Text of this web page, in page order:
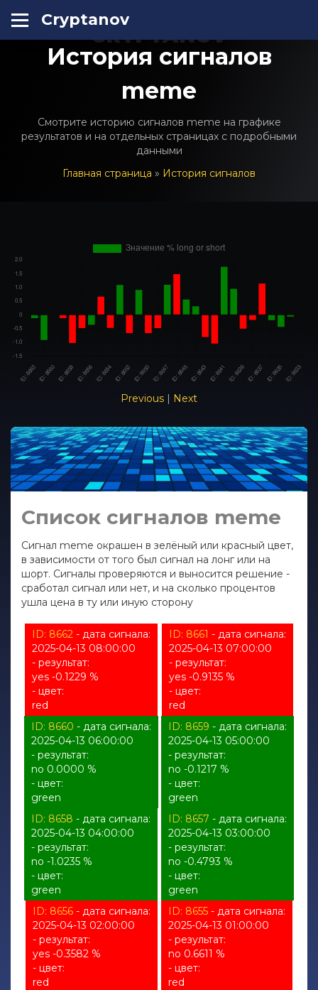
Cryptanov
CRYPTANOV
История сигналов
meme
Смотрите историю сигналов meme на графике
результатов и на отдельных страницах с подробными
данными
Главная страница » История сигналов
Previous | Next
Список сигналов meme
Сигнал meme окрашен в зелёный или красный цвет,
в зависимости от того был сигнал на лонг или на
шорт. Сигналы проверяются и выносится решение -
сработал сигнал или нет, и на сколько процентов
ушла цена в ту или иную сторону
ID: 8662 - дата сигнала:
2025-04-13 08:00:00
- результат:
yes -0.1229 %
- цвет:
red
ID: 8661 - дата сигнала:
2025-04-13 07:00:00
- результат:
yes -0.9135 %
- цвет:
red
ID: 8660 - дата сигнала:
2025-04-13 06:00:00
- результат:
no 0.0000 %
- цвет:
green
ID: 8659 - дата сигнала:
2025-04-13 05:00:00
- результат:
no -0.1217 %
- цвет:
green
ID: 8658 - дата сигнала:
2025-04-13 04:00:00
- результат:
no -1.0235 %
- цвет:
green
ID: 8657 - дата сигнала:
2025-04-13 03:00:00
- результат:
no -0.4793 %
- цвет:
green
ID: 8656- дата сигнала:
2025-04-13 02:00:00
- результат:
yes -0.3582 %
- цвет:
red
ID: 8655 - дата сигнала:
2025-04-13 01:00:00
- результат:
no 0.6611 %
- цвет:
red